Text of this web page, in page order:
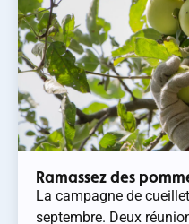
Ramassez des
La campagne de
septembre. Deux